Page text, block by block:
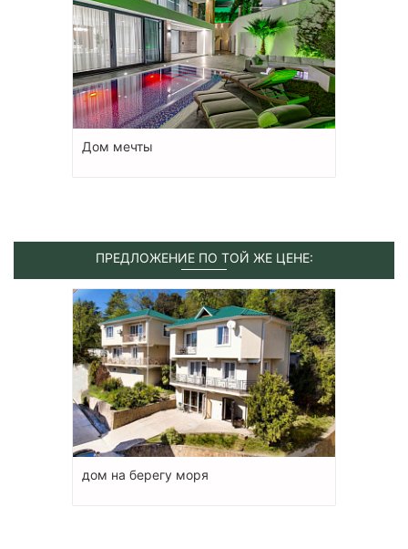
Дом мечты
ПРЕДЛОЖЕНИЕ ПО ТОЙ ЖЕ ЦЕНЕ:
дом на берегу моря